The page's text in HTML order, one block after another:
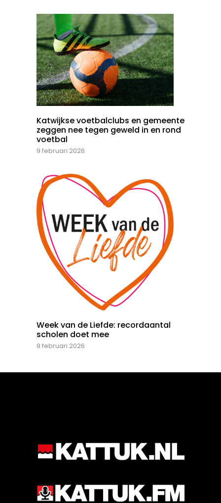
Katwijkse voetbalclubs en gemeente
zeggen nee tegen geweld in en rond
voetbal
9 februari 2026
Week van de Liefde: recordaantal
scholen doet mee
9 februari 2026